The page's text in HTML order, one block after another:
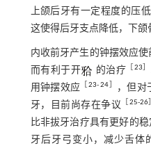
上颌后牙有一定程度的压
这使得后牙支点降低，下颌
内收前牙产生的钟摆效应
而有利于开
的治疗 23
用钟摆效应
23-24 ，但对
牙，目前尚存在争议
25-26
比非拔牙治疗具有更好的
牙后牙弓变小，减少舌体